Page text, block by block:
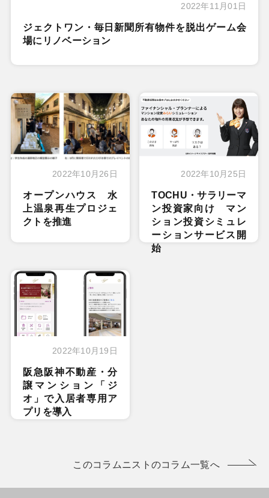
2022年11月01日
ジェクトワン・毎日新聞所有物件を脱出ゲーム会
場にリノベーション
2022年10月26日
オープンハウス 水
上温泉再生プロジェ
クトを推進
2022年10月25日
TOCHU・サラリーマ
ン投資家向け マン
ション投資シミュレ
ーションサービス開
始
2022年10月19日
阪急阪神不動産・分
譲マンション「ジ
オ」で入居者専用ア
プリを導入
このコラムニストのコラム一覧へ